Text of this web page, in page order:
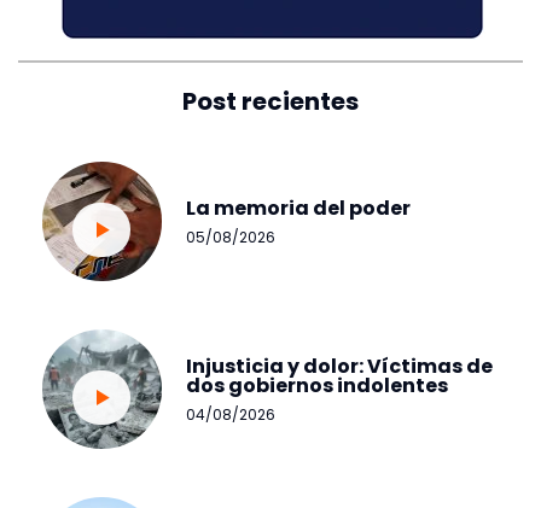
Post recientes
La memoria del poder
05/08/2026
Injusticia y dolor: Víctimas de
dos gobiernos indolentes
04/08/2026